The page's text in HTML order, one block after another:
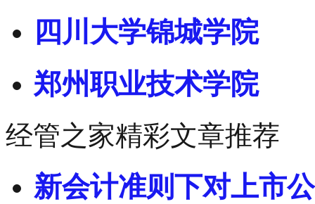
四川大学锦城学院
郑州职业技术学院
经管之家精彩文章推荐
新会计准则下对上市